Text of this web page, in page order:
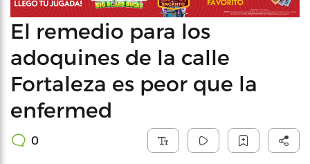
El remedio para los
adoquines de la calle
Fortaleza es peor que la
enfermed
0